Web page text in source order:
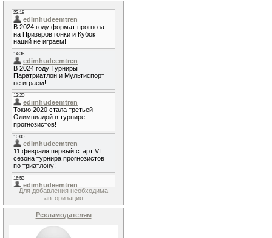
Для добавления необходима
авторизация
Рекламодателям